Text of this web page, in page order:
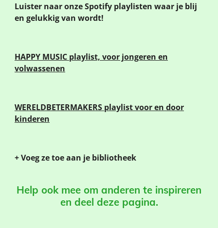
Luister naar onze Spotify playlisten waar je blij
en gelukkig van wordt!
HAPPY MUSIC playlist, voor jongeren en
volwassenen
WERELDBETERMAKERS playlist voor en door
kinderen
+ Voeg ze toe aan je bibliotheek
Help ook mee om anderen te inspireren
en deel deze pagina.